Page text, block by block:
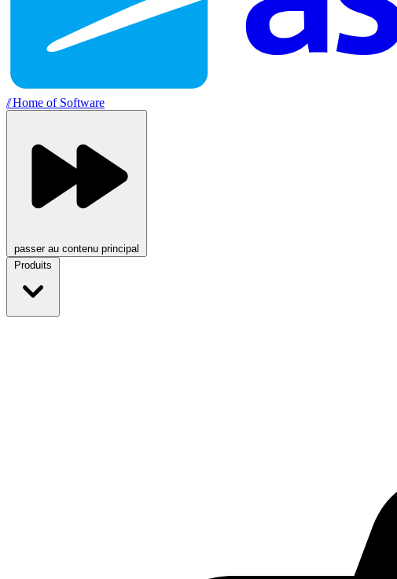
//Home of Software
passer au contenu principal
Produits